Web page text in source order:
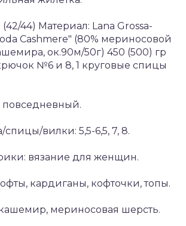
44) Материал: Lana Grossa-
Cashmere" (80% мериносовой
ок.90м/50г) 450 (500) гр
№6 и 8, 1 круговые спицы
вилки: 5,5-6,5, 7, 8.
вязание для женщин.
кардиганы, кофточки, топы.
мериносовая шерсть.